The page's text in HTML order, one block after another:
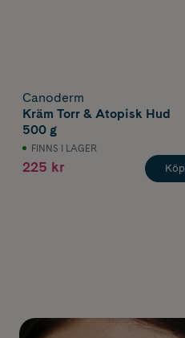
Canoderm
Kräm Torr & Atopisk Hud
500 g
FINNS I LAGER
225 kr Köp